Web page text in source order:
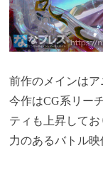
前作のメインは
今作はCG系リー
ティも上昇して
力のあるバトル映